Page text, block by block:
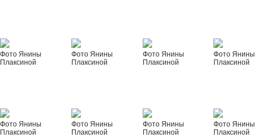
Фото Янины
Плаксиной
Фото Янины
Плаксиной
Фото Янины
Плаксиной
Фото Янины
Плаксиной
Фото Янины
Плаксиной
Фото Янины
Плаксиной
Фото Янины
Плаксиной
Фото Янины
Плаксиной